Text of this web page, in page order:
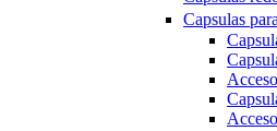
Capsulas